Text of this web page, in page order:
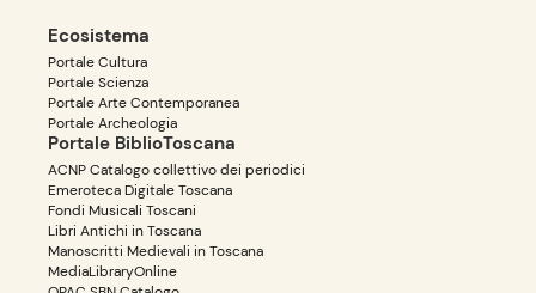
Ecosistema
Portale Cultura
Portale Scienza
Portale Arte Contemporanea
Portale Archeologia
Portale BiblioToscana
ACNP Catalogo collettivo dei periodici
Emeroteca Digitale Toscana
Fondi Musicali Toscani
Libri Antichi in Toscana
Manoscritti Medievali in Toscana
MediaLibraryOnline